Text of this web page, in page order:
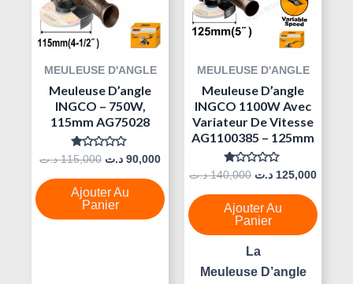
MEULEUSE D'ANGLE
Meuleuse D’angle
INGCO – 750W,
115mm AG75028
Note
Sur
5
115,000 د.ت 90,000 د.ت
Ajouter Au
Panier
MEULEUSE D'ANGLE
Meuleuse D’angle
INGCO 1100W Avec
Variateur De Vitesse
AG1100385 – 125mm
Note
Sur
5
140,000 د.ت 125,000 د.ت
Ajouter Au
Panier
La
Meuleuse D’angle